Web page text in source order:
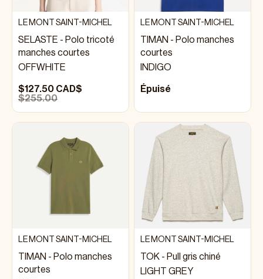
LE MONT SAINT-MICHEL
SELASTE - Polo tricoté
manches courtes
OFFWHITE
$127.50 CAD$
$255.00
LE MONT SAINT-MICHEL
TIMAN - Polo manches
courtes
INDIGO
Épuisé
LE MONT SAINT-MICHEL
TIMAN - Polo manches
courtes
LE MONT SAINT-MICHEL
TOK - Pull gris chiné
LIGHT GREY